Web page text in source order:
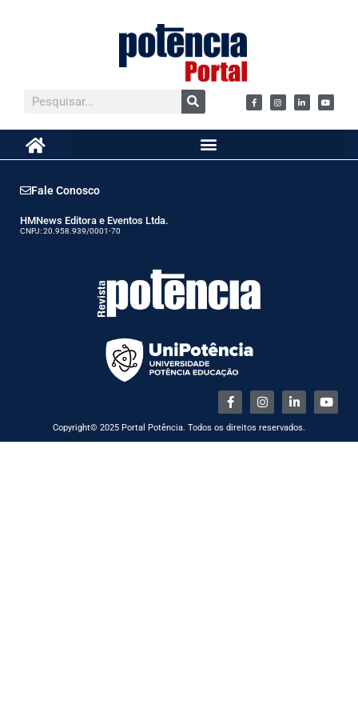
Fale Conosco
HMNews Editora e Eventos Ltda.
CNPJ: 20.958.939/0001-70
Copyright© 2025 Portal Potência. Todos os direitos reservados.